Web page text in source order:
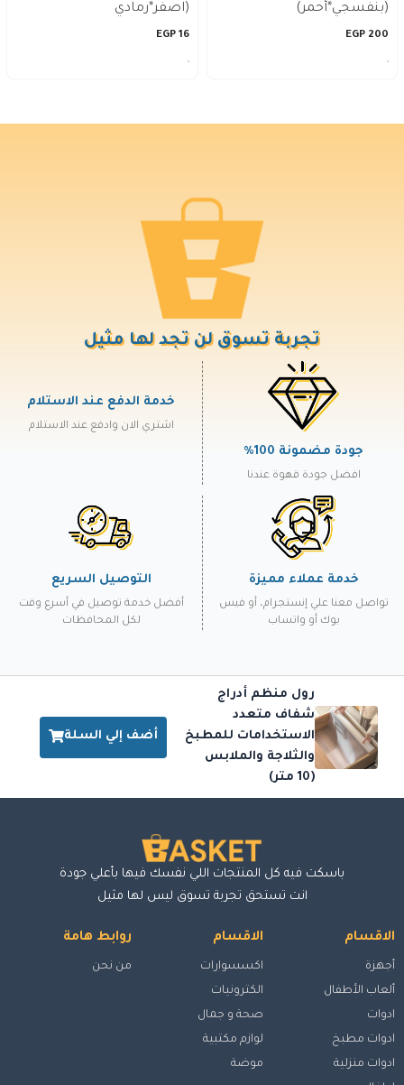
(بنفسجي*أحمر)
200
EGP
(اصفر*رمادي
16
EGP
تجربة تسوق لن تجد لها مثيل
جودة مضمونة 100%
افضل جودة قهوة عندنا
خدمة الدفع عند الاستلام
اشتري الان وادفع عند الاستلام
خدمة عملاء مميزة
تواصل معنا علي إنستجرام، أو فيس
بوك أو واتساب
التوصيل السريع
أفضل خدمة توصيل في أسرع وقت
لكل المحافظات
رول منظم أدراج
شفاف متعدد
الاستخدامات للمطبخ
والثلاجة والملابس
(10 متر)
أضف إلي السلة
باسكت فيه كل المنتجات اللي نفسك فيها بأعلي جودة
انت تستحق تجربة تسوق ليس لها مثيل
الاقسام
أجهزة
ألعاب الأطفال
ادوات
ادوات مطبخ
ادوات منزلية
الاقسام
اكسسوارات
الكترونيات
صحة و جمال
لوازم مكتبية
موضة
روابط هامة
من نحن